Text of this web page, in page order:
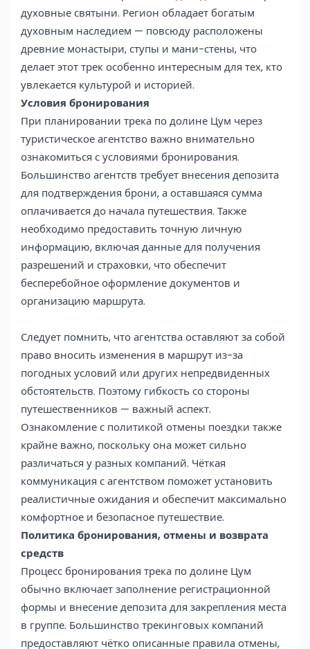
духовные святыни. Регион обладает богатым
духовным наследием — повсюду расположены
древние монастыри, ступы и мани-стены, что
делает этот трек особенно интересным для тех, кто
увлекается культурой и историей.
Условия бронирования
При планировании трека по долине Цум через
туристическое агентство важно внимательно
ознакомиться с условиями бронирования.
Большинство агентств требует внесения депозита
для подтверждения брони, а оставшаяся сумма
оплачивается до начала путешествия. Также
необходимо предоставить точную личную
информацию, включая данные для получения
разрешений и страховки, что обеспечит
бесперебойное оформление документов и
организацию маршрута.
Следует помнить, что агентства оставляют за собой
право вносить изменения в маршрут из-за
погодных условий или других непредвиденных
обстоятельств. Поэтому гибкость со стороны
путешественников — важный аспект.
Ознакомление с политикой отмены поездки также
крайне важно, поскольку она может сильно
различаться у разных компаний. Чёткая
коммуникация с агентством поможет установить
реалистичные ожидания и обеспечит максимально
комфортное и безопасное путешествие.
Политика бронирования, отмены и возврата
средств
Процесс бронирования трека по долине Цум
обычно включает заполнение регистрационной
формы и внесение депозита для закрепления места
в группе. Большинство трекинговых компаний
предоставляют чётко описанные правила отмены,